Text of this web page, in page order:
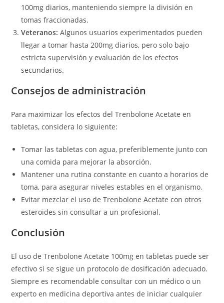
100mg diarios, manteniendo siempre la división en
tomas fraccionadas.
Veteranos: Algunos usuarios experimentados pueden
llegar a tomar hasta 200mg diarios, pero solo bajo
estricta supervisión y evaluación de los efectos
secundarios.
Consejos de administración
Para maximizar los efectos del Trenbolone Acetate en
tabletas, considera lo siguiente:
Tomar las tabletas con agua, preferiblemente junto con
una comida para mejorar la absorción.
Mantener una rutina constante en cuanto a horarios de
toma, para asegurar niveles estables en el organismo.
Evitar mezclar el uso de Trenbolone Acetate con otros
esteroides sin consultar a un profesional.
Conclusión
El uso de Trenbolone Acetate 100mg en tabletas puede ser
efectivo si se sigue un protocolo de dosificación adecuado.
Siempre es recomendable consultar con un médico o un
experto en medicina deportiva antes de iniciar cualquier